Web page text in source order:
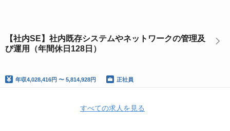
【社内SE】社内既存システムやネットワークの管理及
び運用（年間休日128日）
年収4,028,416円 〜 5,814,928円 正社員
すべての求人を見る